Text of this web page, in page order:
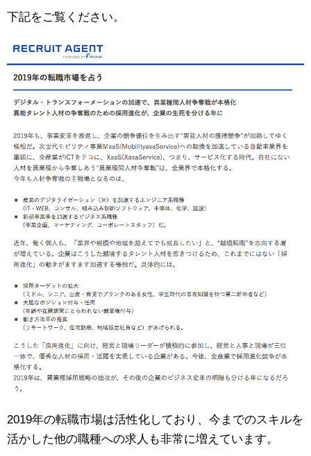
下記をご覧ください。
2019年の転職市場は活性化しており、今までのスキルを
活かした他の職種への求人も非常に増えています。